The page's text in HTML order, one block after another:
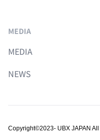
MEDIA
MEDIA
NEWS
Copyright©︎2023- UBX JAPAN